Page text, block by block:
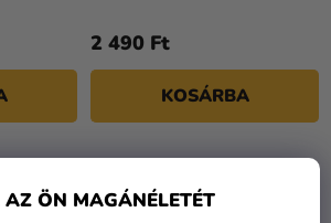
AZ ÖN MAGÁNÉLETÉT
2 490 Ft
KOSÁRBA